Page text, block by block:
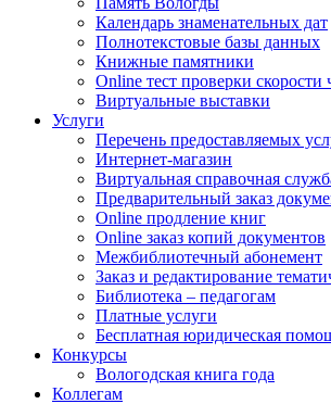
Календарь знаменательных дат
Полнотекстовые базы данных
Книжные памятники
Online тест проверки скорости
Виртуальные выставки
Услуги
Перечень предоставляемых
Интернет-магазин
Виртуальная справочная
Предварительный заказ
Online продление книг
Online заказ копий документов
Межбиблиотечный абонемент
Заказ и редактирование
Библиотека – педагогам
Платные услуги
Бесплатная юридическая
Конкурсы
Вологодская книга года
Коллегам